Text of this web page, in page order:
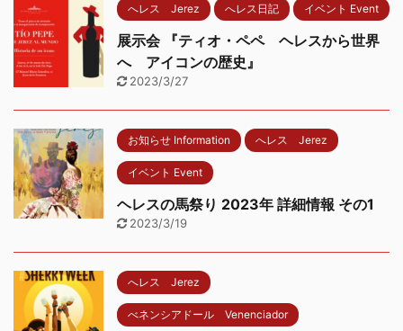
へレス Jerez へレス日記 イベント Event
展示会 『ティオ・ペペ ヘレスから世界
へ アイコンの歴史』
2023/3/27
お知らせ Information へレス Jerez
イベント Event
ヘレスの馬祭り 2023年 詳細情報 その1
2023/3/19
へレス Jerez
べネンシアドール Venenciador